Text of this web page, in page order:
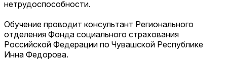
нетрудоспособности.
Обучение проводит консультант Регионального
отделения Фонда социального страхования
Российской Федерации по Чувашской Республике
Инна Федорова.